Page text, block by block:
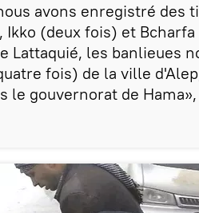
avons enregistré des
Ikko (deux fois) et
Lattaquié, les banlieues
fois) de la ville
le gouvernorat de Hama»,